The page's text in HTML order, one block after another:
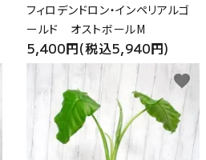
フィロデンドロン・インペリアルゴ
ールド オストボールM
5,400円(税込5,940円)
favorite